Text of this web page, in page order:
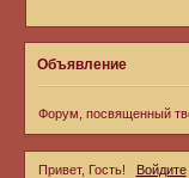
Объявление
Форум, посвященный
Привет, Гость! Войдите